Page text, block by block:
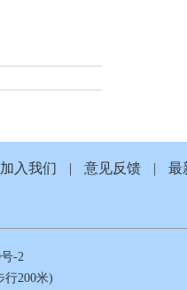
加入我们 | 意见反馈 | 最
-2
行200米)